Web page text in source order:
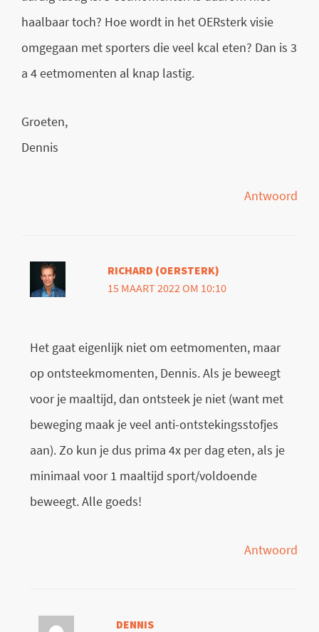
haalbaar toch? Hoe wordt in het OERsterk visie
omgegaan met sporters die veel kcal eten? Dan is 3
a 4 eetmomenten al knap lastig.
Groeten,
Dennis
Antwoord
RICHARD (OERSTERK)
15 MAART 2022 OM 10:10
Het gaat eigenlijk niet om eetmomenten, maar
op ontsteekmomenten, Dennis. Als je beweegt
voor je maaltijd, dan ontsteek je niet (want met
beweging maak je veel anti-ontstekingsstofjes
aan). Zo kun je dus prima 4x per dag eten, als je
minimaal voor 1 maaltijd sport/voldoende
beweegt. Alle goeds!
Antwoord
DENNIS